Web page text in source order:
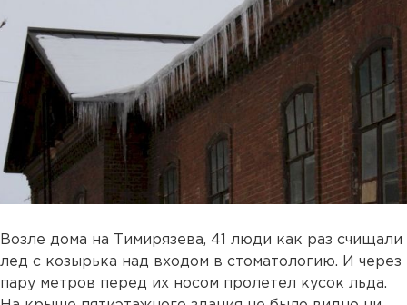
Возле дома на Тимирязева, 41 люди как раз счищали
лед с козырька над входом в стоматологию. И через
пару метров перед их носом пролетел кусок льда.